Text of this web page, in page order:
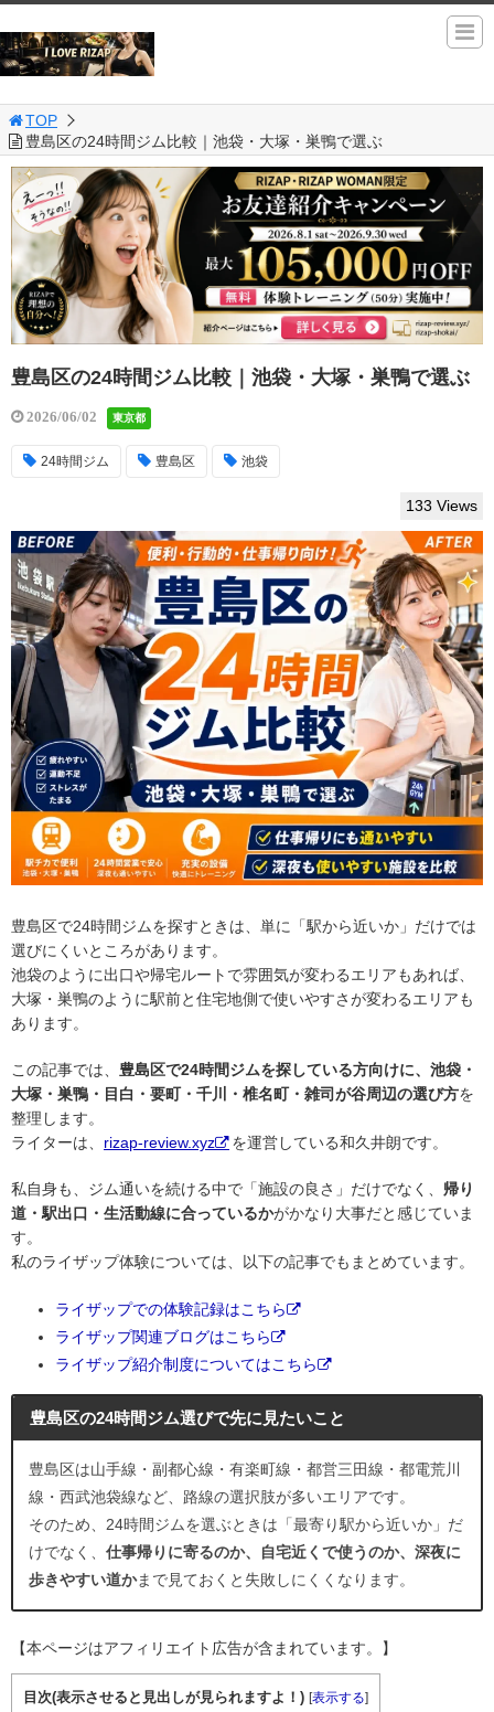
TOP
豊島区の24時間ジム比較｜池袋・大塚・巣鴨で選ぶ
豊島区の24時間ジム比較｜池袋・大塚・巣鴨で選ぶ
2026/06/02 東京都
24時間ジム 豊島区 池袋
133 Views
豊島区で24時間ジムを探すときは、単に「駅から近いか」だけでは
選びにくいところがあります。
池袋のように出口や帰宅ルートで雰囲気が変わるエリアもあれば、
大塚・巣鴨のように駅前と住宅地側で使いやすさが変わるエリアも
あります。
この記事では、 豊島区で24時間ジムを探している方向けに、池袋・
大塚・巣鴨・目白・要町・千川・椎名町・雑司が谷周辺の選び方を
整理します。
ライターは、 rizap-review.xyz を運営している和久井朗です。
私自身も、ジム通いを続ける中で「施設の良さ」だけでなく、 帰り
道・駅出口・生活動線に合っているかがかなり大事だと感じていま
す。
私のライザップ体験については、以下の記事でもまとめています。
ライザップでの体験記録はこちら
ライザップ関連ブログはこちら
ライザップ紹介制度についてはこちら
豊島区の24時間ジム選びで先に見たいこと
豊島区は山手線・副都心線・有楽町線・都営三田線・都電荒川
線・西武池袋線など、路線の選択肢が多いエリアです。
そのため、24時間ジムを選ぶときは「最寄り駅から近いか」だ
けでなく、 仕事帰りに寄るのか、自宅近くで使うのか、深夜に
歩きやすい道かまで見ておくと失敗しにくくなります。
【本ページはアフィリエイト広告が含まれています。】
目次(表示させると見出しが見られますよ！) [表示する]